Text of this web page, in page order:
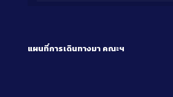
แผนที่การเดินทางมา คณะฯ